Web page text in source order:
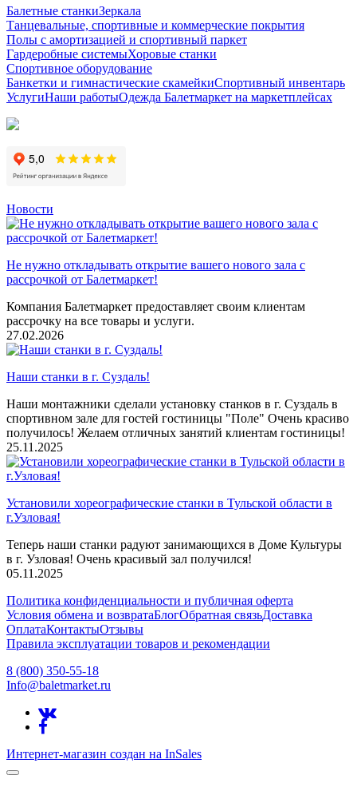
Балетные станкиЗеркала
Танцевальные, спортивные и коммерческие покрытия
Полы с амортизацией и спортивный паркет
Гардеробные системыХоровые станки
Спортивное оборудование
Банкетки и гимнастические скамейкиСпортивный инвентарь
УслугиНаши работыОдежда Балетмаркет на маркетплейсах
Новости
Не нужно откладывать открытие вашего нового зала с
рассрочкой от Балетмаркет!
Компания Балетмаркет предоставляет своим клиентам
рассрочку на все товары и услуги.
27.02.2026
Наши станки в г. Суздаль!
Наши монтажники сделали установку станков в г. Суздаль в
спортивном зале для гостей гостиницы "Поле" Очень красиво
получилось! Желаем отличных занятий клиентам гостиницы!
25.11.2025
Установили хореографические станки в Тульской области в
г.Узловая!
Теперь наши станки радуют занимающихся в Доме Культуры
в г. Узловая! Очень красивый зал получился!
05.11.2025
Политика конфиденциальности и публичная оферта
Условия обмена и возвратаБлогОбратная связьДоставка
ОплатаКонтактыОтзывы
Правила эксплуатации товаров и рекомендации
8 (800) 350-55-18
Info@baletmarket.ru
Интернет-магазин создан на InSales